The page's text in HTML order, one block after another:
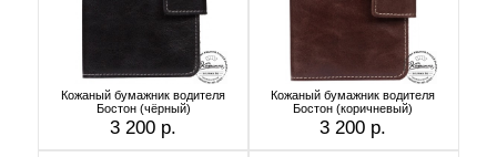
Кожаный бумажник водителя
Бостон (чёрный)
3 200 р.
Кожаный бумажник водителя
Бостон (коричневый)
3 200 р.